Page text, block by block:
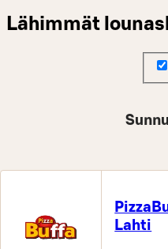
Lähimmät
Lahti